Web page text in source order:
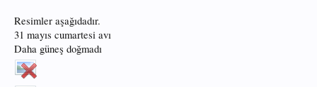
Resimler aşağıdadır.
31 mayıs cumartesi avı
Daha güneş doğmadı